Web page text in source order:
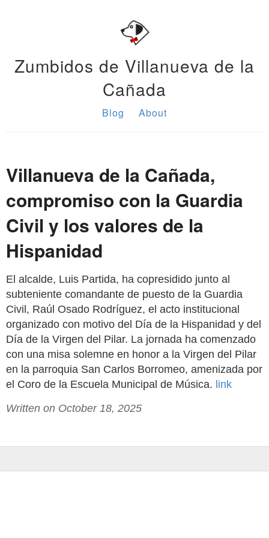
Zumbidos de Villanueva de la
Cañada
Blog About
Villanueva de la Cañada,
compromiso con la Guardia
Civil y los valores de la
Hispanidad
El alcalde, Luis Partida, ha copresidido junto al
subteniente comandante de puesto de la Guardia
Civil, Raúl Osado Rodríguez, el acto institucional
organizado con motivo del Día de la Hispanidad y del
Día de la Virgen del Pilar. La jornada ha comenzado
con una misa solemne en honor a la Virgen del Pilar
en la parroquia San Carlos Borromeo, amenizada por
el Coro de la Escuela Municipal de Música. link
Written on October 18, 2025